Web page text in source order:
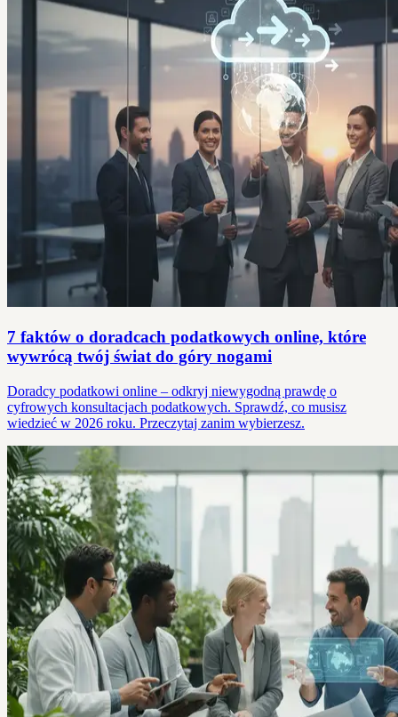
7 faktów o doradcach podatkowych online, które
wywrócą twój świat do góry nogami
Doradcy podatkowi online – odkryj niewygodną prawdę o
cyfrowych konsultacjach podatkowych. Sprawdź, co musisz
wiedzieć w 2026 roku. Przeczytaj zanim wybierzesz.